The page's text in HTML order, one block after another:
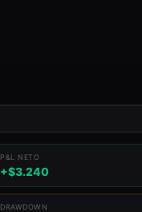
P&L NETO
+$3.240
DRAWDOWN